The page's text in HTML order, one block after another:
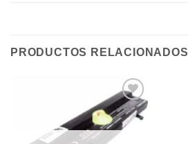
PRODUCTOS RELACIONADOS
Añadir
a la
lista de
deseos